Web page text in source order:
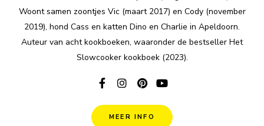
Woont samen zoontjes Vic (maart 2017) en Cody (november
2019), hond Cass en katten Dino en Charlie in Apeldoorn.
Auteur van acht kookboeken, waaronder de bestseller Het
Slowcooker kookboek (2023).
MEER INFO